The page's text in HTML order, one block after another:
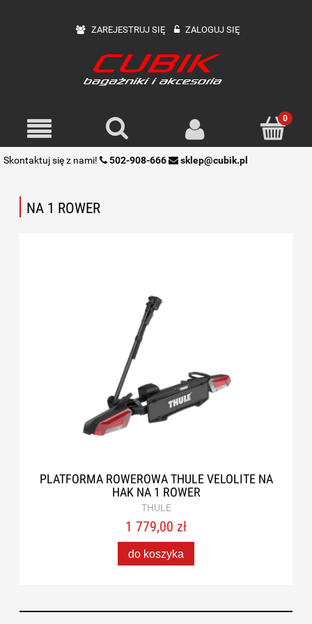
ZAREJESTRUJ SIĘ ZALOGUJ SIĘ
Skontaktuj się z nami! 502-908-666 sklep@cubik.pl
NA 1 ROWER
PLATFORMA ROWEROWA THULE VELOLITE NA
HAK NA 1 ROWER
THULE
1 779,00 zł
do koszyka